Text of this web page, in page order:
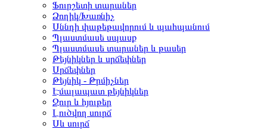
Ֆուրշետի տարաներ
Ձողիկ/Խառնիչ
Սննդի փաթեթավորում և պահպանում
Պլաստմասե սպասք
Պլաստմասե տարաներ և թասեր
Թեյնիկներ և սրճեփներ
Սրճեփներ
Թեյնիկ - Թրմիչներ
Էմալապատ թեյնիկներ
Ջուր և հյութեր
Լուծվող սուրճ
Սև սուրճ